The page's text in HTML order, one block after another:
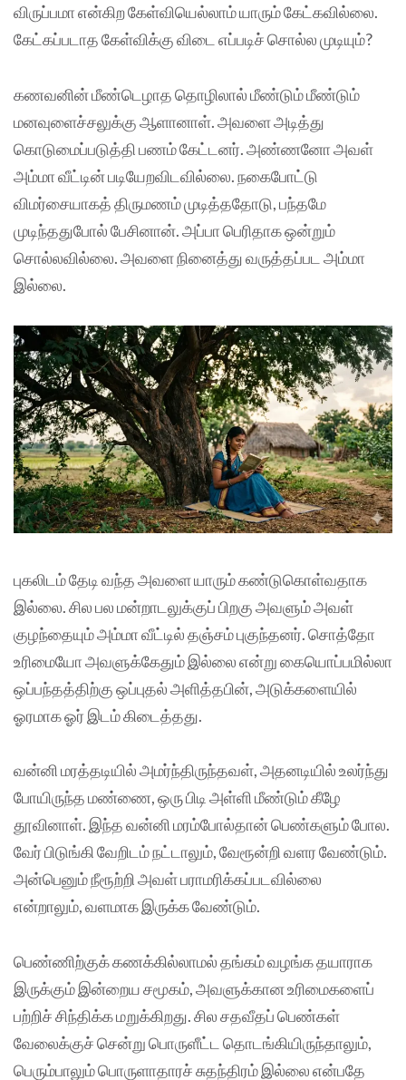
விருப்பமா என்கிற கேள்வியெல்லாம் யாரும் கேட்கவில்லை.
கேட்கப்படாத கேள்விக்கு விடை எப்படிச் சொல்ல முடியும்?
கணவனின் மீண்டெழாத தொழிலால் மீண்டும் மீண்டும்
மனவுளைச்சலுக்கு ஆளானாள். அவளை அடித்து
கொடுமைப்படுத்தி பணம் கேட்டனர். அண்ணனோ அவள்
அம்மா வீட்டின் படியேறவிடவில்லை. நகைபோட்டு
விமர்சையாகத் திருமணம் முடித்ததோடு, பந்தமே
முடிந்ததுபோல் பேசினான். அப்பா பெரிதாக ஒன்றும்
சொல்லவில்லை. அவளை நினைத்து வருத்தப்பட அம்மா
இல்லை.
புகலிடம் தேடி வந்த அவளை யாரும் கண்டுகொள்வதாக
இல்லை. சில பல மன்றாடலுக்குப் பிறகு அவளும் அவள்
குழந்தையும் அம்மா வீட்டில் தஞ்சம் புகுந்தனர். சொத்தோ
உரிமையோ அவளுக்கேதும் இல்லை என்று கையொப்பமில்லா
ஒப்பந்தத்திற்கு ஒப்புதல் அளித்தபின், அடுக்களையில்
ஓரமாக ஓர் இடம் கிடைத்தது.
வன்னி மரத்தடியில் அமர்ந்திருந்தவள், அதனடியில் உலர்ந்து
போயிருந்த மண்ணை, ஒரு பிடி அள்ளி மீண்டும் கீழே
தூவினாள். இந்த வன்னி மரம்போல்தான் பெண்களும் போல.
வேர் பிடுங்கி வேறிடம் நட்டாலும், வேரூன்றி வளர வேண்டும்.
அன்பெனும் நீரூற்றி அவள் பராமரிக்கப்படவில்லை
என்றாலும், வளமாக இருக்க வேண்டும்.
பெண்ணிற்குக் கணக்கில்லாமல் தங்கம் வழங்க தயாராக
இருக்கும் இன்றைய சமூகம், அவளுக்கான உரிமைகளைப்
பற்றிச் சிந்திக்க மறுக்கிறது. சில சதவீதப் பெண்கள்
வேலைக்குச் சென்று பொருளீட்ட தொடங்கியிருந்தாலும்,
பெரும்பாலும் பொருளாதாரச் சுதந்திரம் இல்லை என்பதே